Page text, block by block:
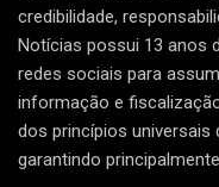
credibilidade,
Notícias possui 13 anos
redes sociais para
informação e
dos princípios universais
garantindo